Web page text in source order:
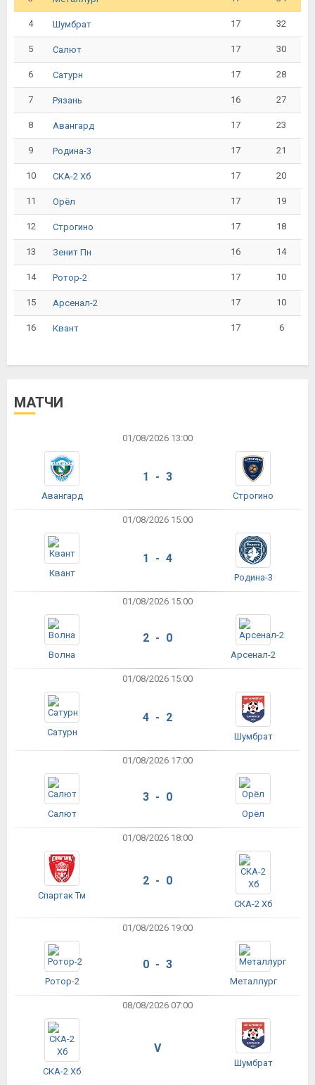
4 Шумбрат 17 32
5 Салют 17 30
6 Сатурн 17 28
7 Рязань 16 27
8 Авангард 17 23
9 Родина-3 17 21
10 СКА-2 Хб 17 20
11 Орёл 17 19
12 Строгино 17 18
13 Зенит Пн 16 14
14 Ротор-2 17 10
15 Арсенал-2 17 10
16 Квант 17 6
МАТЧИ
01/08/2026 13:00
Авангард
1 - 3
Строгино
01/08/2026 15:00
Квант
1 - 4
Родина-3
01/08/2026 15:00
Волна
2 - 0
Арсенал-2
01/08/2026 15:00
Сатурн
4 - 2
Шумбрат
01/08/2026 17:00
Салют
3 - 0
Орёл
01/08/2026 18:00
Спартак Тм
2 - 0
СКА-2 Хб
01/08/2026 19:00
Ротор-2
0 - 3
Металлург
08/08/2026 07:00
СКА-2 Хб
V
Шумбрат